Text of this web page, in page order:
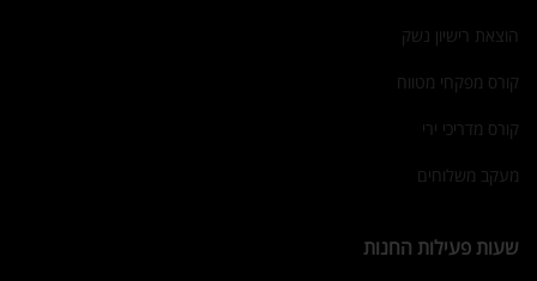
הוצאת רישיון נשק
קורס מפקחי מטווח
קורס מדריכי ירי
מעקב משלוחים
שעות פעילות החנות